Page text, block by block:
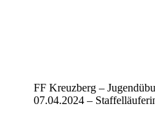
FF Kreuzberg –
07.04.2024 –